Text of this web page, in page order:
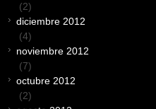
(2)
diciembre 2012
(4)
noviembre 2012
(7)
octubre 2012
(2)